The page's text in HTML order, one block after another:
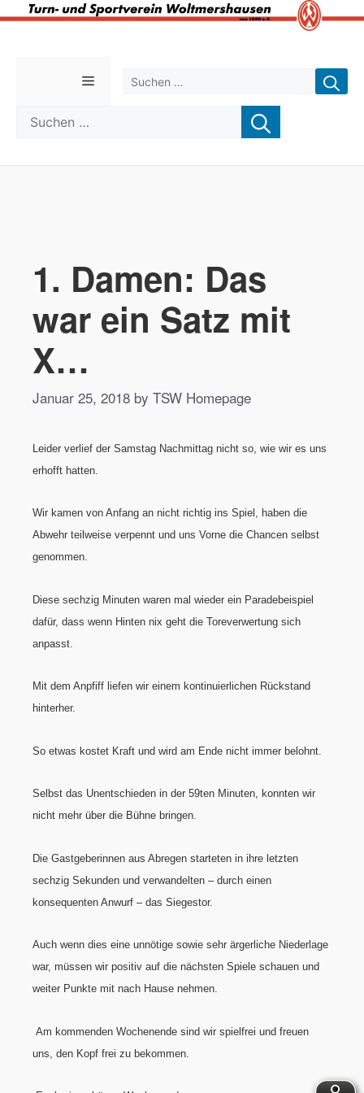
Suchen nach:
Menü
Suchen nach:
1. Damen: Das
war ein Satz mit
X…
Januar 25, 2018 by TSW Homepage
Leider verlief der Samstag Nachmittag nicht so, wie wir es uns
erhofft hatten.
Wir kamen von Anfang an nicht richtig ins Spiel, haben die
Abwehr teilweise verpennt und uns Vorne die Chancen selbst
genommen.
Diese sechzig Minuten waren mal wieder ein Paradebeispiel
dafür, dass wenn Hinten nix geht die Toreverwertung sich
anpasst.
Mit dem Anpfiff liefen wir einem kontinuierlichen Rückstand
hinterher.
So etwas kostet Kraft und wird am Ende nicht immer belohnt.
Selbst das Unentschieden in der 59ten Minuten, konnten wir
nicht mehr über die Bühne bringen.
Die Gastgeberinnen aus Abregen starteten in ihre letzten
sechzig Sekunden und verwandelten – durch einen
konsequenten Anwurf – das Siegestor.
Auch wenn dies eine unnötige sowie sehr ärgerliche Niederlage
war, müssen wir positiv auf die nächsten Spiele schauen und
weiter Punkte mit nach Hause nehmen.
Am kommenden Wochenende sind wir spielfrei und freuen
uns, den Kopf frei zu bekommen.